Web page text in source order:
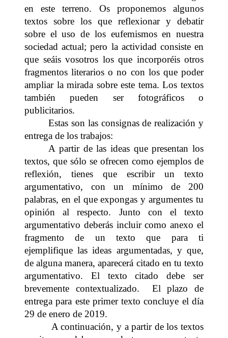
en este terreno. Os proponemos algunos
textos sobre los que reflexionar y debatir
sobre el uso de los eufemismos en nuestra
sociedad actual; pero la actividad consiste en
que seáis vosotros los que incorporéis otros
fragmentos literarios o no con los que poder
ampliar la mirada sobre este tema. Los textos
también pueden ser fotográficos o
publicitarios.
Estas son las consignas de realización y
entrega de los trabajos:
A partir de las ideas que presentan los
textos, que sólo se ofrecen como ejemplos de
reflexión, tienes que escribir un texto
argumentativo, con un mínimo de 200
palabras, en el que expongas y argumentes tu
opinión al respecto. Junto con el texto
argumentativo deberás incluir como anexo el
fragmento de un texto que para ti
ejemplifique las ideas argumentadas, y que,
de alguna manera, aparecerá citado en tu texto
argumentativo. El texto citado debe ser
brevemente contextualizado. El plazo de
entrega para este primer texto concluye el día
29 de enero de 2019.
A continuación, y a partir de los textos